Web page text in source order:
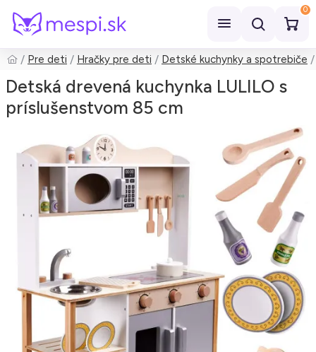
0
Hľadať
Pre deti Hračky pre deti Detské kuchynky a spotrebiče
Detská drevená kuchynka LULILO s
príslušenstvom 85 cm